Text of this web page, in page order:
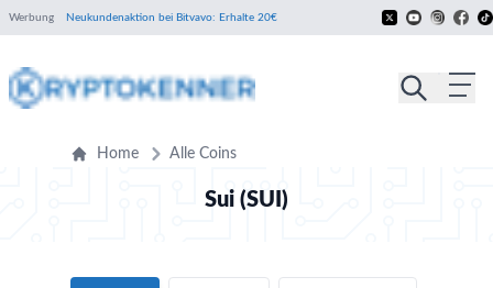
Werbung Neukundenaktion bei Bitvavo: Erhalte 20€
Home Alle Coins
Sui (SUI)